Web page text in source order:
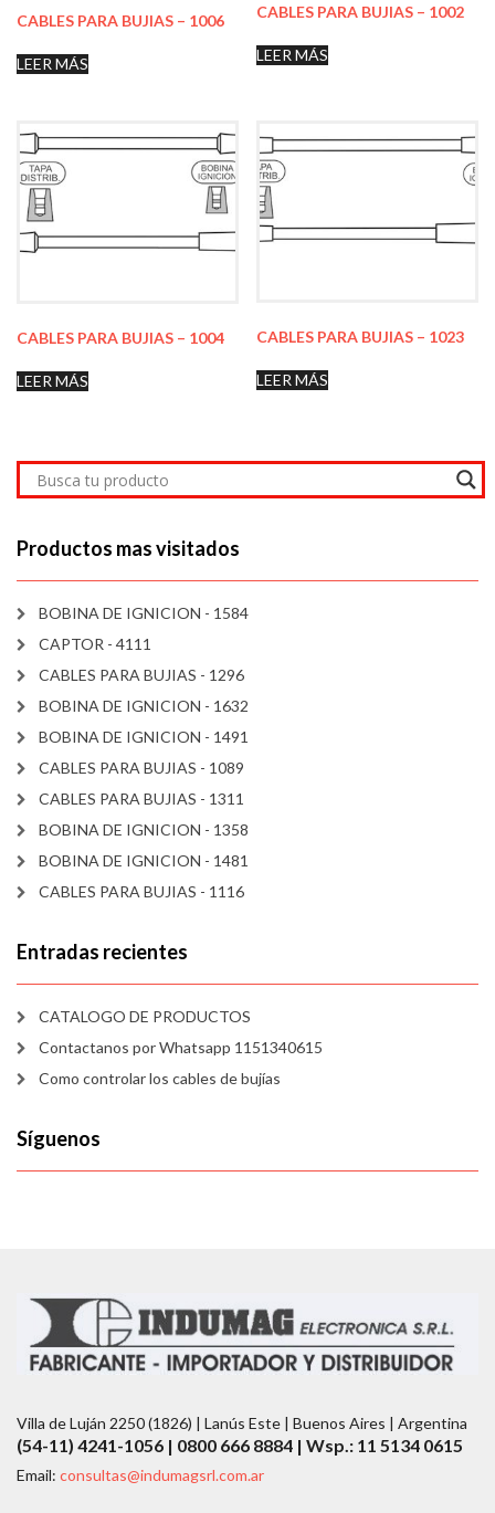
CABLES PARA BUJIAS – 1006
LEER MÁS
CABLES PARA BUJIAS – 1002
LEER MÁS
CABLES PARA BUJIAS – 1004
LEER MÁS
CABLES PARA BUJIAS – 1023
LEER MÁS
Productos mas visitados
BOBINA DE IGNICION - 1584
CAPTOR - 4111
CABLES PARA BUJIAS - 1296
BOBINA DE IGNICION - 1632
BOBINA DE IGNICION - 1491
CABLES PARA BUJIAS - 1089
CABLES PARA BUJIAS - 1311
BOBINA DE IGNICION - 1358
BOBINA DE IGNICION - 1481
CABLES PARA BUJIAS - 1116
Entradas recientes
CATALOGO DE PRODUCTOS
Contactanos por Whatsapp 1151340615
Como controlar los cables de bujías
Síguenos
Villa de Luján 2250 (1826) | Lanús Este | Buenos Aires | Argentina
(54-11) 4241-1056 | 0800 666 8884 | Wsp.: 11 5134 0615
Email: consultas@indumagsrl.com.ar